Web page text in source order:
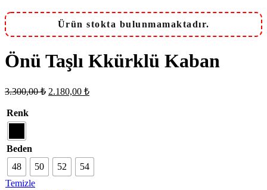
Ürün stokta bulunmamaktadır.
Önü Taşlı Kkürklü Kaban
3.300,00₺ Orijinal
2.180,00 ₺Şu
Renk
Beden
48
50 52
54
Temizle